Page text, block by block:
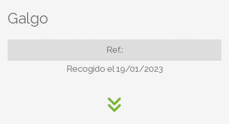
Galgo
Ref.:
Recogido el 19/01/2023